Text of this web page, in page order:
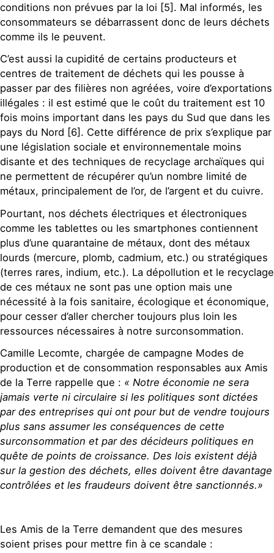
conditions non prévues par la loi [5]. Mal informés, les
consommateurs se débarrassent donc de leurs déchets
comme ils le peuvent.
C’est aussi la cupidité de certains producteurs et
centres de traitement de déchets qui les pousse à
passer par des filières non agréées, voire d’exportations
illégales : il est estimé que le coût du traitement est 10
fois moins important dans les pays du Sud que dans les
pays du Nord [6]. Cette différence de prix s’explique par
une législation sociale et environnementale moins
disante et des techniques de recyclage archaïques qui
ne permettent de récupérer qu’un nombre limité de
métaux, principalement de l’or, de l’argent et du cuivre.
Pourtant, nos déchets électriques et électroniques
comme les tablettes ou les smartphones contiennent
plus d’une quarantaine de métaux, dont des métaux
lourds (mercure, plomb, cadmium, etc.) ou stratégiques
(terres rares, indium, etc.). La dépollution et le recyclage
de ces métaux ne sont pas une option mais une
nécessité à la fois sanitaire, écologique et économique,
pour cesser d’aller chercher toujours plus loin les
ressources nécessaires à notre surconsommation.
Camille Lecomte, chargée de campagne Modes de
production et de consommation responsables aux Amis
de la Terre rappelle que : « Notre économie ne sera
jamais verte ni circulaire si les politiques sont dictées
par des entreprises qui ont pour but de vendre toujours
plus sans assumer les conséquences de cette
surconsommation et par des décideurs politiques en
quête de points de croissance. Des lois existent déjà
sur la gestion des déchets, elles doivent être davantage
contrôlées et les fraudeurs doivent être sanctionnés.»
Les Amis de la Terre demandent que des mesures
soient prises pour mettre fin à ce scandale :